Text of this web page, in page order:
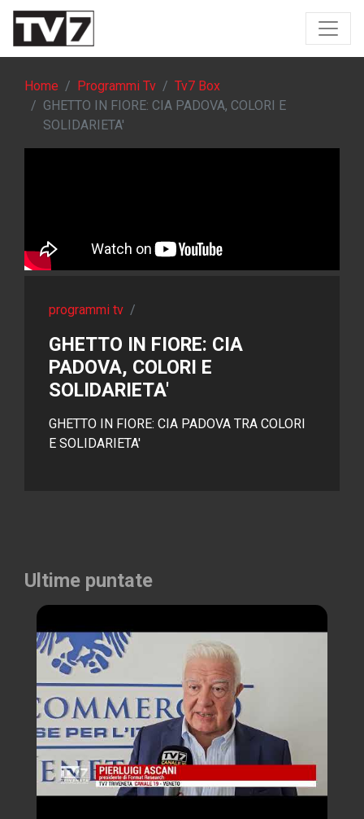
Home Programmi Tv
Tv7 Box
GHETTO IN FIORE: CIA PADOVA, COLORI E
SOLIDARIETA'
programmi tv /
GHETTO IN FIORE: CIA
PADOVA, COLORI E
SOLIDARIETA'
GHETTO IN FIORE: CIA PADOVA TRA COLORI
E SOLIDARIETA'
Ultime puntate